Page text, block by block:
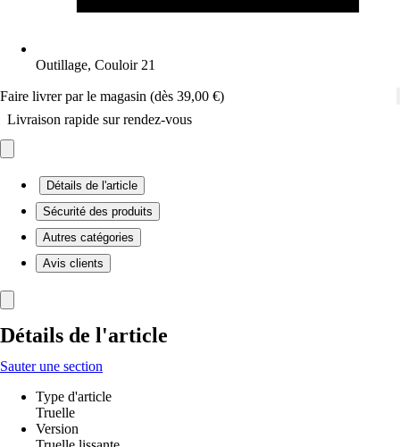
Outillage, Couloir 21
Faire livrer par le magasin (dès 39,00 €)
Livraison rapide sur rendez-vous
Détails de l'article
Sécurité des produits
Autres catégories
Avis clients
Détails de l'article
Sauter une section
Type d'article
Truelle
Version